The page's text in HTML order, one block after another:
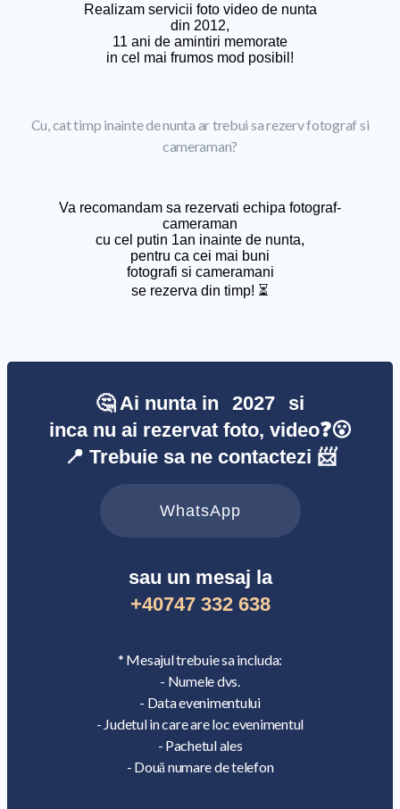
Realizam servicii foto video de nunta
din 2012,
11 ani de amintiri memorate
in cel mai frumos mod posibil!
Cu, cat timp inainte de nunta ar trebui sa rezerv fotograf si
cameraman?
Va recomandam sa rezervati echipa fotograf-
cameraman
cu cel putin 1an inainte de nunta,
pentru ca cei mai buni
fotografi si cameramani
se rezerva din timp! ⏳
🤔 Ai nunta in 2027
si
inca nu ai rezervat foto, video❓😮
📍 Trebuie sa ne contactezi 📨
WhatsApp
sau un mesaj la
+40747 332 638
* Mesajul trebuie sa includa:
- Numele dvs.
- Data evenimentului
- Judetul in care are loc evenimentul
- Pachetul ales
- Două numare de telefon